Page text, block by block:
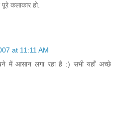
कलाकार हो.
at 11:11 AM
में आसान लगा रहा है :) सभी यहाँ अच्छे